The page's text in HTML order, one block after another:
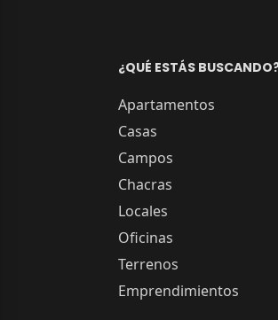
¿QUÉ ESTÁS
Apartamentos
Casas
Campos
Chacras
Locales
Oficinas
Terrenos
Emprendimientos